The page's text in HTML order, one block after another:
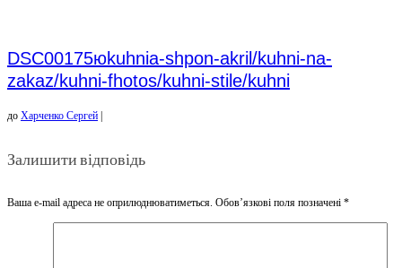
DSC00175юkuhnia-shpon-akril/kuhni-na-
zakaz/kuhni-fhotos/kuhni-stile/kuhni
до Харченко Сергей
Залишити відповідь
Ваша e-mail адреса не оприлюднюватиметься. Обов’язкові поля позначені *